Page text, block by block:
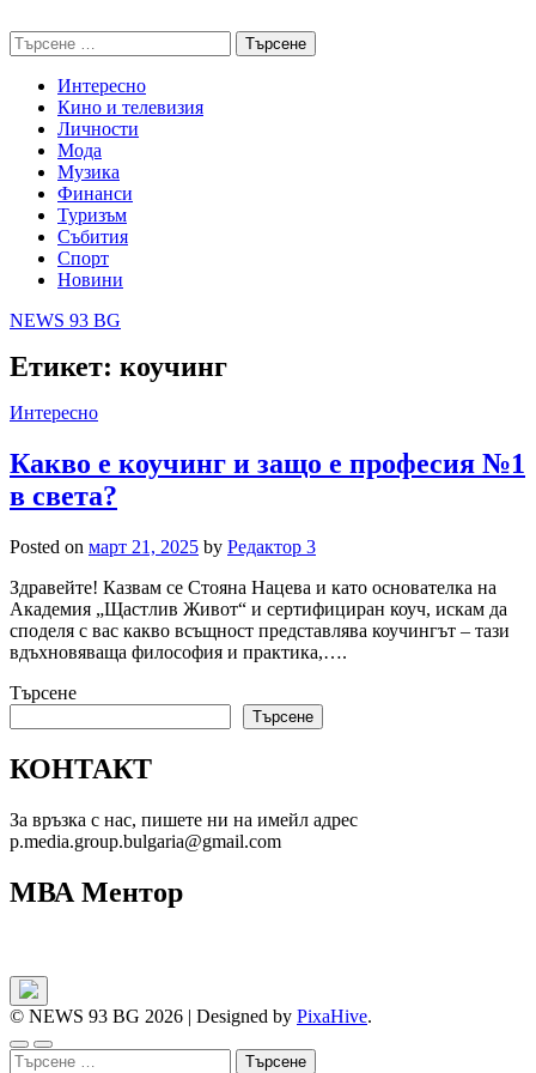
to
content
Търсене
за:
Интересно
Кино и телевизия
Личности
Мода
Музика
Финанси
Туризъм
Събития
Спорт
Новини
NEWS 93 BG
Етикет: коучинг
Интересно
Какво е коучинг и защо е професия №1
в света?
Posted on март 21, 2025 by Редактор 3
Здравейте! Казвам се Стояна Нацева и като основателка на
Академия „Щастлив Живот“ и сертифициран коуч, искам да
споделя с вас какво всъщност представлява коучингът – тази
вдъхновяваща философия и практика,….
Търсене
Търсене
КОНТАКТ
За връзка с нас, пишете ни на имейл адрес
p.media.group.bulgaria@gmail.com
МВА Ментор
© NEWS 93 BG 2026 | Designed by PixaHive.
Търсене